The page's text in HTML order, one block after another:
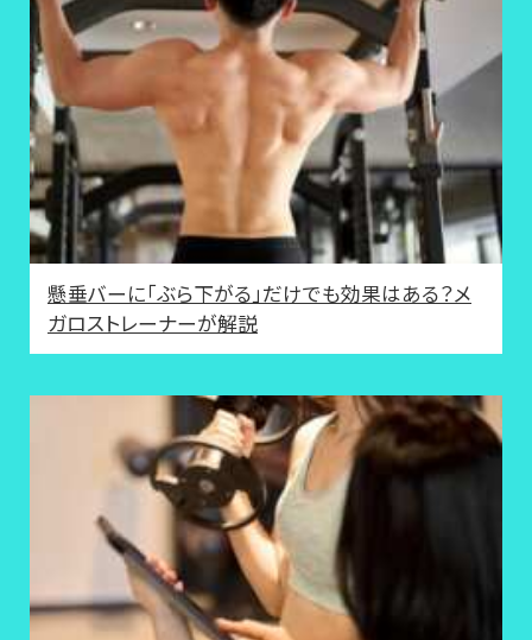
懸垂バーに「ぶら下がる」だけでも効果はある？メ
ガロストレーナーが解説